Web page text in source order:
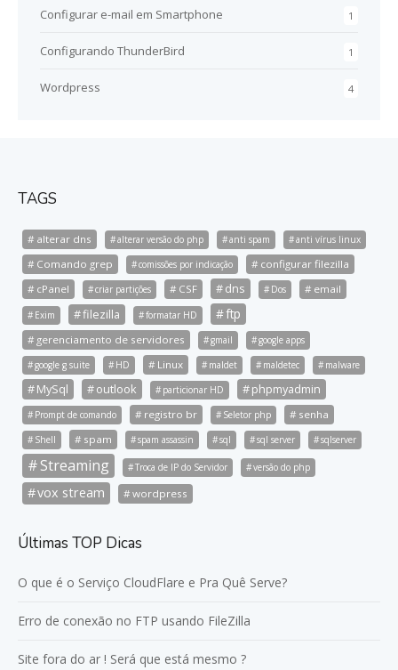
1
Configurar e-mail em Smartphone
1
Configurando ThunderBird
4
Wordpress
TAGS
alterar dns alterar versão do php anti spam anti vírus linux
Comando grep comissões por indicação
configurar filezilla
cPanel
criar partições CSF dns Dos email
Exim filezilla formatar HD ftp
gerenciamento de servidores gmail
google apps
google g suite
HD Linux maldet maldetec malware
MySql outlook particionar HD phpmyadmin
Prompt de comando registro br Seletor php senha
Shell spam spam assassin sql sql server sqlserver
Streaming Troca de IP do Servidor versão do php
vox stream wordpress
Últimas TOP Dicas
O que é o Serviço CloudFlare e Pra Quê Serve?
Erro de conexão no FTP usando FileZilla
Site fora do ar ! Será que está mesmo ?